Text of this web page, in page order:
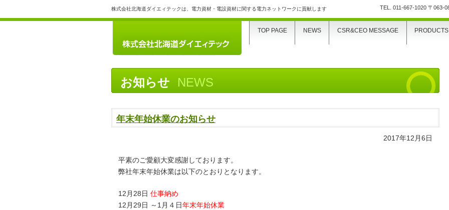
株式会社北海道ダイエィテックは、電力資材・電設資材に関する電力ネットワークに貢献します TEL. 011-667-1020 〒063-
お知らせ NEWS
年末年始休業のお知らせ
2017年12月6日
平素のご愛顧大変感謝しております。
弊社年末年始休業は以下のとおりとなります。
12月28日 仕事納め
12月29日 ～1月４日年末年始休業
TOP PAGE NEWS CSR&CEO MESSAGE PRODUCTS